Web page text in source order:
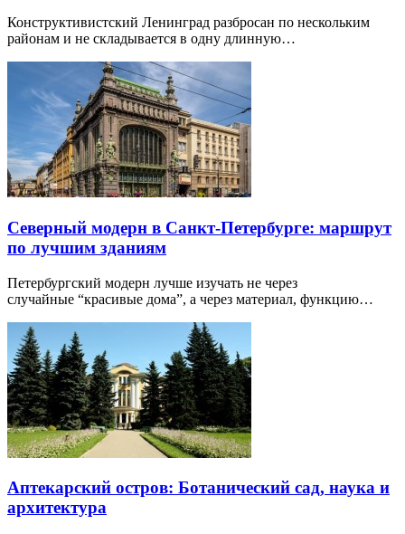
Конструктивистский Ленинград разбросан по нескольким
районам и не складывается в одну длинную…
Северный модерн в Санкт-Петербурге: маршрут
по лучшим зданиям
Петербургский модерн лучше изучать не через
случайные “красивые дома”, а через материал, функцию…
Аптекарский остров: Ботанический сад, наука и
архитектура